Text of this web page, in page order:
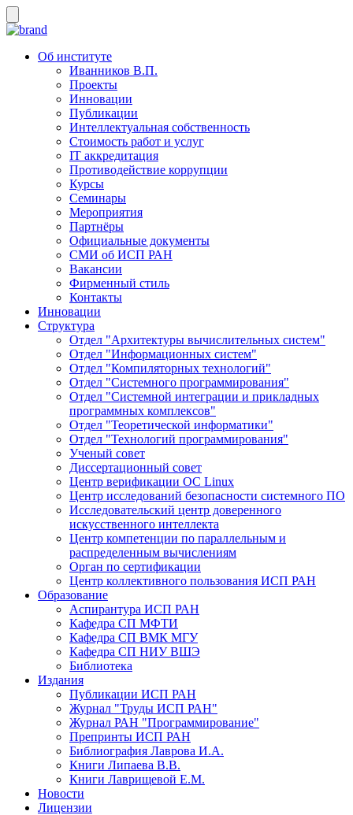
Об институте
Иванников В.П.
Проекты
Инновации
Публикации
Интеллектуальная собственность
Стоимость работ и услуг
IT аккредитация
Противодействие коррупции
Курсы
Семинары
Мероприятия
Партнёры
Официальные документы
СМИ об ИСП РАН
Вакансии
Фирменный стиль
Контакты
Инновации
Структура
Отдел "Архитектуры вычислительных систем"
Отдел "Информационных систем"
Отдел "Компиляторных технологий"
Отдел "Системного программирования"
Отдел "Системной интеграции и прикладных
программных комплексов"
Отдел "Теоретической информатики"
Отдел "Технологий программирования"
Ученый совет
Диссертационный совет
Центр верификации ОС Linux
Центр исследований безопасности системного ПО
Исследовательский центр доверенного
искусственного интеллекта
Центр компетенции по параллельным и
распределенным вычислениям
Орган по сертификации
Центр коллективного пользования ИСП РАН
Образование
Аспирантура ИСП РАН
Кафедра СП МФТИ
Кафедра СП ВМК МГУ
Кафедра СП НИУ ВШЭ
Библиотека
Издания
Публикации ИСП РАН
Журнал "Труды ИСП РАН"
Журнал РАН "Программирование"
Препринты ИСП РАН
Библиография Лаврова И.А.
Книги Липаева В.В.
Книги Лаврищевой Е.М.
Новости
Лицензии